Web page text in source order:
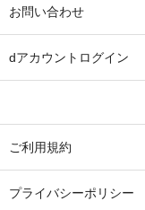
お問い合わせ
dアカウントログイン
ご利用規約
プライバシーポリシー